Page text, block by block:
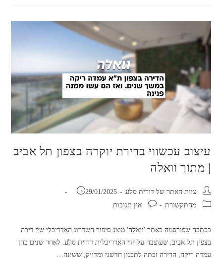
ונשאר
ריק
עיצוב עכשווי בדירת יוקרה בצפון תל אביב
| מתוך וואלה
מחבר:צוות האתר של דורית סלע פורסם:
29/01/2025
קטגוריה:מהתקשורת תגובות:אין תגובות
בכתבה שפורסמה באתר 'וואלה' מוצג סיפור השדרוג האדריכלי של דירה
בצפון תל אביב, שעוצבה על ידי האדריכלית דורית סלע. לאחר שנים בהן
עמדה ריקה, הדירה זכתה לתכנון חדשני ומדויק, ששינה…